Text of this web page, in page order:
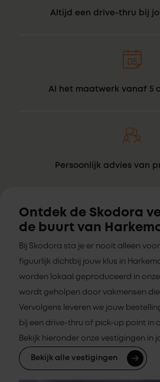
Altijd een drive-thru bij
Al het maatwerk vanaf 5
Persoonlijk advies van
Ontdek de Skodora
de buurt van
Bij Skodora sta je er nooit alleen
figuurlijk dichtbij jouw klus in
worden lokaal geproduceerd in
wordt geholpen door vakmensen die
Vervolgens leveren we jouw
bij een drive-thru of pick-up point in
Bekijk hieronder onze vestigingen in
Bekijk alle vestigingen